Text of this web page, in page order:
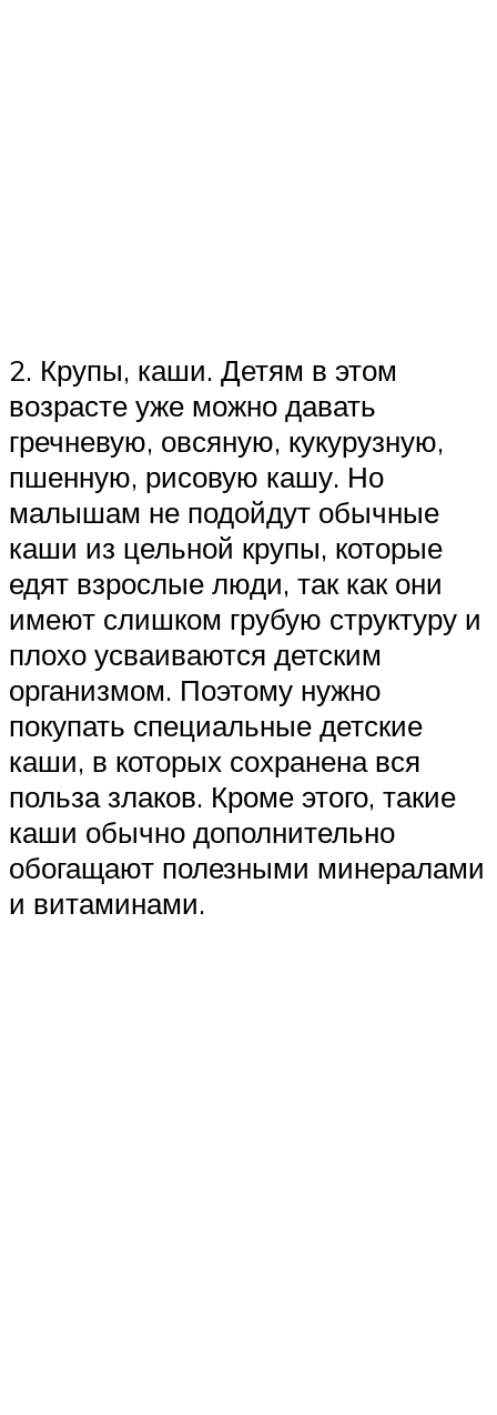
2. Крупы, каши. Детям в этом
возрасте уже можно давать
гречневую, овсяную, кукурузную,
пшенную, рисовую кашу. Но
малышам не подойдут обычные
каши из цельной крупы, которые
едят взрослые люди, так как они
имеют слишком грубую структуру и
плохо усваиваются детским
организмом. Поэтому нужно
покупать специальные детские
каши, в которых сохранена вся
польза злаков. Кроме этого, такие
каши обычно дополнительно
обогащают полезными минералами
и витаминами.